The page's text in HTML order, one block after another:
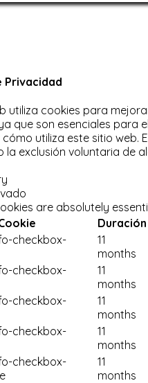
Privacidad
utiliza cookies para
que son esenciales para
utiliza este sitio web.
la exclusión voluntaria de
are absolutely
Duración
checkbox-
11
months
checkbox-
11
months
checkbox-
11
months
checkbox-
11
months
checkbox-
11
months